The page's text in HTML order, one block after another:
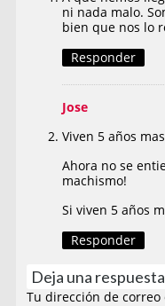
ni nada malo.
bien que nos lo
Responder
Jose
Viven 5 años
Ahora no se
machismo!
Si viven 5 años
Responder
Deja una respuesta
Tu dirección de